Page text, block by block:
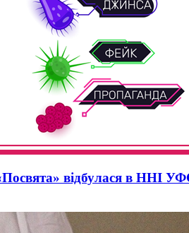
відбулася в ННІ